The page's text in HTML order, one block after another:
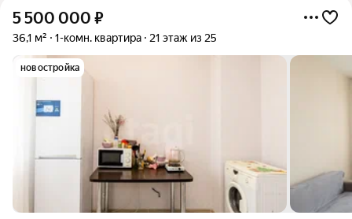
5 500 000 ₽
36,1 м² 1-комн. квартира 21 этаж из 25
новостройка